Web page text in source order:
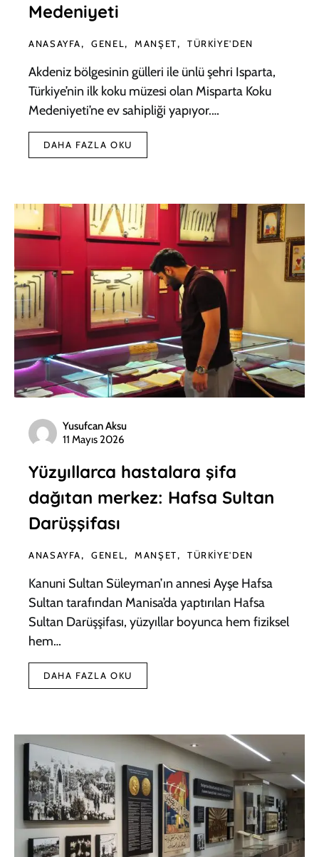
Medeniyeti
ANASAYFA GENEL MANŞET TÜRKIYE'DEN
Akdeniz bölgesinin gülleri ile ünlü şehri Isparta,
Türkiye’nin ilk koku müzesi olan Misparta Koku
Medeniyeti’ne ev sahipliği yapıyor.…
DAHA FAZLA OKU
Yusufcan Aksu
11 Mayıs 2026
Yüzyıllarca hastalara şifa
dağıtan merkez: Hafsa Sultan
Darüşşifası
ANASAYFA GENEL MANŞET TÜRKIYE'DEN
Kanuni Sultan Süleyman’ın annesi Ayşe Hafsa
Sultan tarafından Manisa’da yaptırılan Hafsa
Sultan Darüşşifası, yüzyıllar boyunca hem fiziksel
hem…
DAHA FAZLA OKU